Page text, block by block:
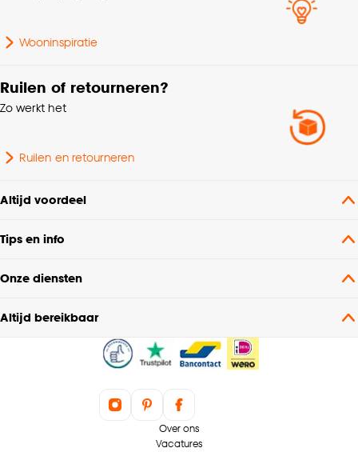
Wooninspiratie
Ruilen of retourneren?
Zo werkt het
Ruilen en retourneren
Altijd voordeel
Tips en info
Onze diensten
Altijd bereikbaar
Over ons
Vacatures